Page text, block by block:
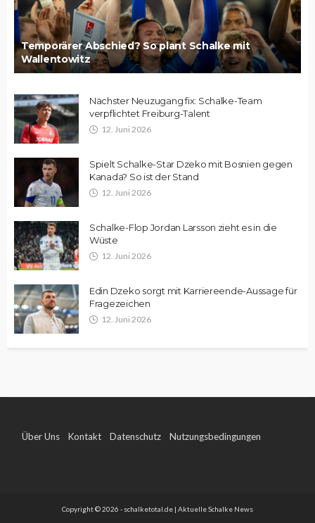
Temporärer Abschied? So plant Schalke mit
Wallentowitz
Nächster Neuzugang fix: Schalke-Team
verpflichtet Freiburg-Talent
12. Juni 2026
Spielt Schalke-Star Dzeko mit Bosnien gegen
Kanada? So ist der Stand
12. Juni 2026
Schalke-Flop Jordan Larsson zieht es in die
Wüste
12. Juni 2026
Edin Dzeko sorgt mit Karriereende-Aussage für
Fragezeichen
12. Juni 2026
Über Uns Kontakt Datenschutz Nutzungsbedingungen
Copyright © 2026 - schalketotal.de | Aktuelle Schalke News